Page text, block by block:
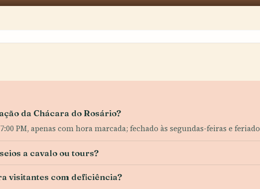
da Chácara do Rosário?
PM, apenas com hora marcada; fechado às segundas-feiras e
a cavalo ou tours?
visitantes com deficiência?